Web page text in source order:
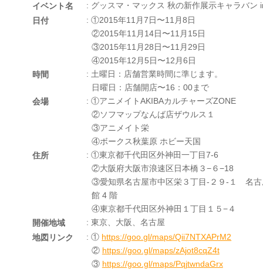
イベント名
: グッスマ・マックス 秋の新作展示キャラバン
日付
: ①2015年11月7日〜11月8日
②2015年11月14日〜11月15日
③2015年11月28日〜11月29日
④2015年12月5日〜12月6日
時間
: 土曜日：店舗営業時間に準じます。
日曜日：店舗開店〜16：00まで
会場
: ①アニメイトAKIBAカルチャーズZONE
②ソフマップなんば店ザウルス１
③アニメイト栄
④ボークス秋葉原 ホビー天国
住所
: ①東京都千代田区外神田一丁目7-6
②大阪府大阪市浪速区日本橋３−６−18
③愛知県名古屋市中区栄３丁目-２９-１ 名古
館 4 階
④東京都千代田区外神田１丁目１５−４
開催地域
: 東京、大阪、名古屋
地図リンク
: ① https://goo.gl/maps/Qii7NTXAPrM2
② https://goo.gl/maps/zAjot8cqZ4t
③ https://goo.gl/maps/PqjtwndaGrx